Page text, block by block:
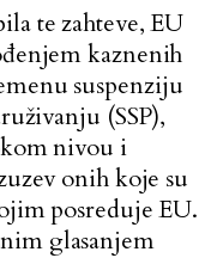
te zahteve, EU
kaznenih
suspenziju
(SSP),
nivou i
onih koje su
posreduje EU.
glasanjem